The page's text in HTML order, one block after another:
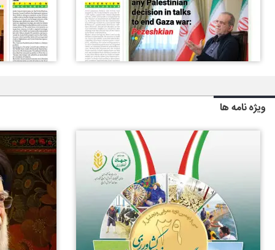
ویژه نامه ها